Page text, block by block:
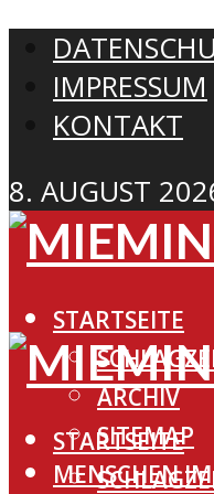
IMPRESSUM
KONTAKT
8. AUGUST
STARTSEITE
ARCHIV
SITEMAP
MENSCHEN
STARTSEITE